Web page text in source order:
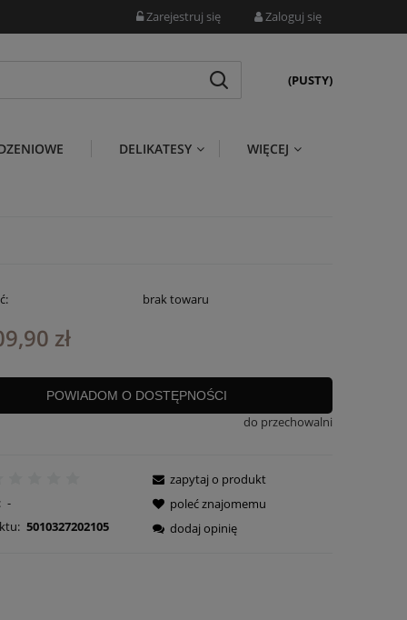
Zarejestruj się Zaloguj się
(PUSTY)
DELIKATESY WIĘCEJ
brak towaru
zł
POWIADOM O DOSTĘPNOŚCI
do przechowalni
-
5010327202105
zapytaj o produkt
poleć znajomemu
dodaj opinię